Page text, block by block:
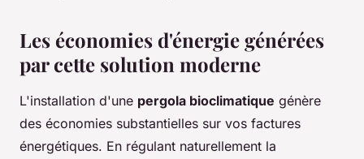
Les économies d'énergie générées
par cette solution moderne
L'installation d'une pergola bioclimatique génère
des économies substantielles sur vos factures
énergétiques. En régulant naturellement la